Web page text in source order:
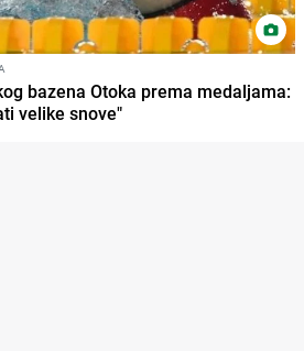
bazena Otoka prema medaljama:
velike snove"